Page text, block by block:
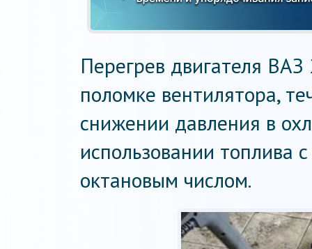
Перегрев двигателя
поломке вентилятора,
снижении давления в
использовании топлива
октановым числом.